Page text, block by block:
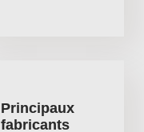
Principaux
fabricants